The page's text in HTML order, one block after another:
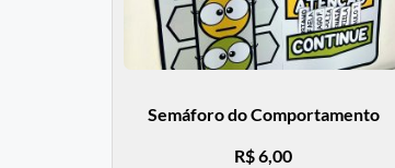
Semáforo do Comportamento
R$6,00